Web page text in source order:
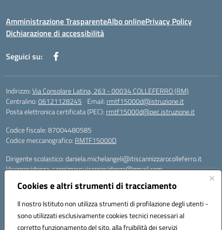
Cookies e altri strumenti di tracciamento
Il nostro Istituto non utilizza strumenti di profilazione degli utenti -
sono utilizzati esclusivamente cookies tecnici necessari al
corretto funzionamento del sito, alla fruibilità dei servizi
Amministrazione TrasparenteAlbo onlinePrivacy Policy
Dichiarazione di accessibilità
Seguici su:
Indirizzo:Via Consolare Latina, 263 - 00034 COLLEFERRO (RM)
Centralino:06121128245 Email: rmtf15000d@istruzione.it
Posta elettronica certificata (PEC): rmtf15000d@pec.istruzione.it
Codice fiscale: 87004480585
Codice meccanografico: RMTF15000D
Dirigente scolastico: daniela.michelangeli@itiscannizzarocolleferro.it
Vicepresidenza: cannizzaro.vicepresidenza@gmail.com
Supporto piattaforme DDI (creazione account e rigenerazione credenziali)
supporto_gsuite@itiscannizzarocolleferro.it